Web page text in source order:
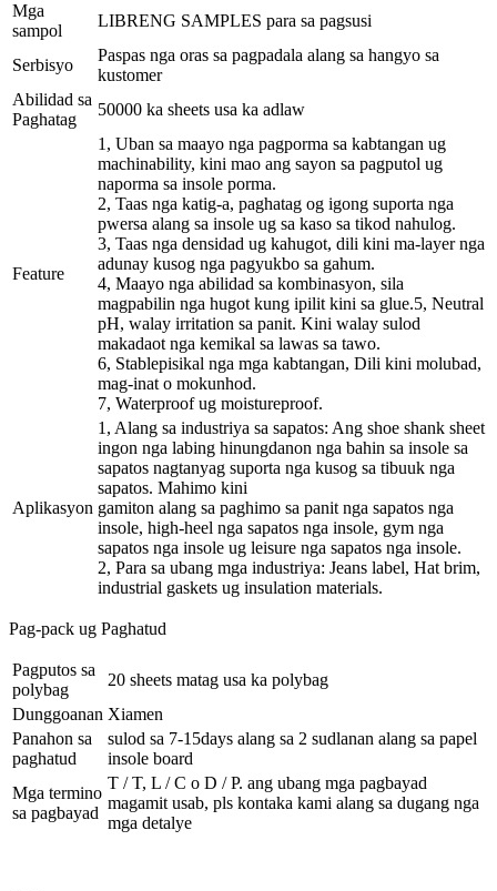
Mga
sampol
LIBRENG SAMPLES para sa pagsusi
Serbisyo
Paspas nga oras sa pagpadala alang sa hangyo sa
kustomer
Abilidad sa
Paghatag
50000 ka sheets usa ka adlaw
Feature
1, Uban sa maayo nga pagporma sa kabtangan ug
machinability, kini mao ang sayon ​​sa pagputol ug
naporma sa insole porma.
2, Taas nga katig-a, paghatag og igong suporta nga
pwersa alang sa insole ug sa kaso sa tikod nahulog.
3, Taas nga densidad ug kahugot, dili kini ma-layer nga
adunay kusog nga pagyukbo sa gahum.
4, Maayo nga abilidad sa kombinasyon, sila
magpabilin nga hugot kung ipilit kini sa glue.5, Neutral
pH, walay irritation sa panit. Kini walay sulod
makadaot nga kemikal sa lawas sa tawo.
6, Stablepisikal nga mga kabtangan, Dili kini molubad,
mag-inat o mokunhod.
7, Waterproof ug moistureproof.
Aplikasyon
1, Alang sa industriya sa sapatos: Ang shoe shank sheet
ingon nga labing hinungdanon nga bahin sa insole sa
sapatos nagtanyag suporta nga kusog sa tibuuk nga
sapatos. Mahimo kini
gamiton alang sa paghimo sa panit nga sapatos nga
insole, high-heel nga sapatos nga insole, gym nga
sapatos nga insole ug leisure nga sapatos nga insole.
2, Para sa ubang mga industriya: Jeans label, Hat brim,
industrial gaskets ug insulation materials.
Pag-pack ug Paghatud
Pagputos sa
polybag
20 sheets matag usa ka polybag
Dunggoanan Xiamen
Panahon sa
paghatud
sulod sa 7-15days alang sa 2 sudlanan alang sa papel
insole board
Mga termino
sa pagbayad
T / T, L / C o D / P. ang ubang mga pagbayad
magamit usab, pls kontaka kami alang sa dugang nga
mga detalye